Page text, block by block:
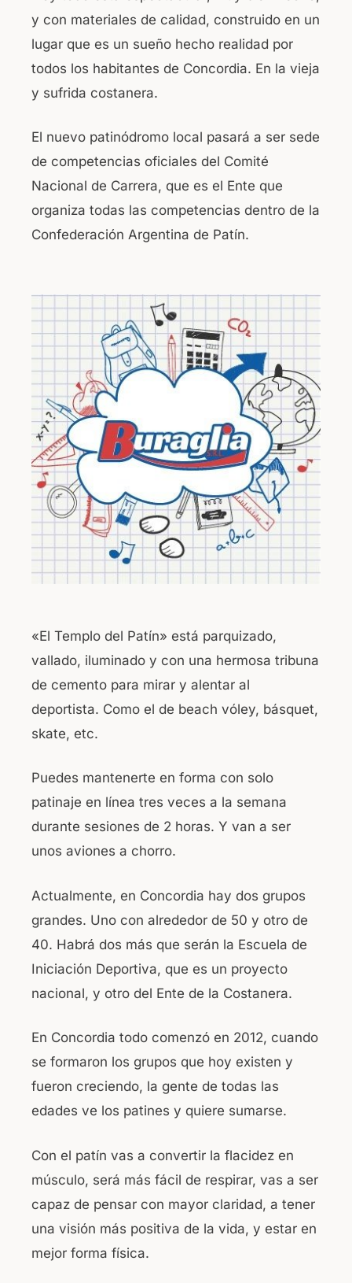
y con materiales de calidad, construido en un
lugar que es un sueño hecho realidad por
todos los habitantes de Concordia. En la vieja
y sufrida costanera.
El nuevo patinódromo local pasará a ser sede
de competencias oficiales del Comité
Nacional de Carrera, que es el Ente que
organiza todas las competencias dentro de la
Confederación Argentina de Patín.
«El Templo del Patín» está parquizado,
vallado, iluminado y con una hermosa tribuna
de cemento para mirar y alentar al
deportista. Como el de beach vóley, básquet,
skate, etc.
Puedes mantenerte en forma con solo
patinaje en línea tres veces a la semana
durante sesiones de 2 horas. Y van a ser
unos aviones a chorro.
Actualmente, en Concordia hay dos grupos
grandes. Uno con alrededor de 50 y otro de
40. Habrá dos más que serán la Escuela de
Iniciación Deportiva, que es un proyecto
nacional, y otro del Ente de la Costanera.
En Concordia todo comenzó en 2012, cuando
se formaron los grupos que hoy existen y
fueron creciendo, la gente de todas las
edades ve los patines y quiere sumarse.
Con el patín vas a convertir la flacidez en
músculo, será más fácil de respirar, vas a ser
capaz de pensar con mayor claridad, a tener
una visión más positiva de la vida, y estar en
mejor forma física.